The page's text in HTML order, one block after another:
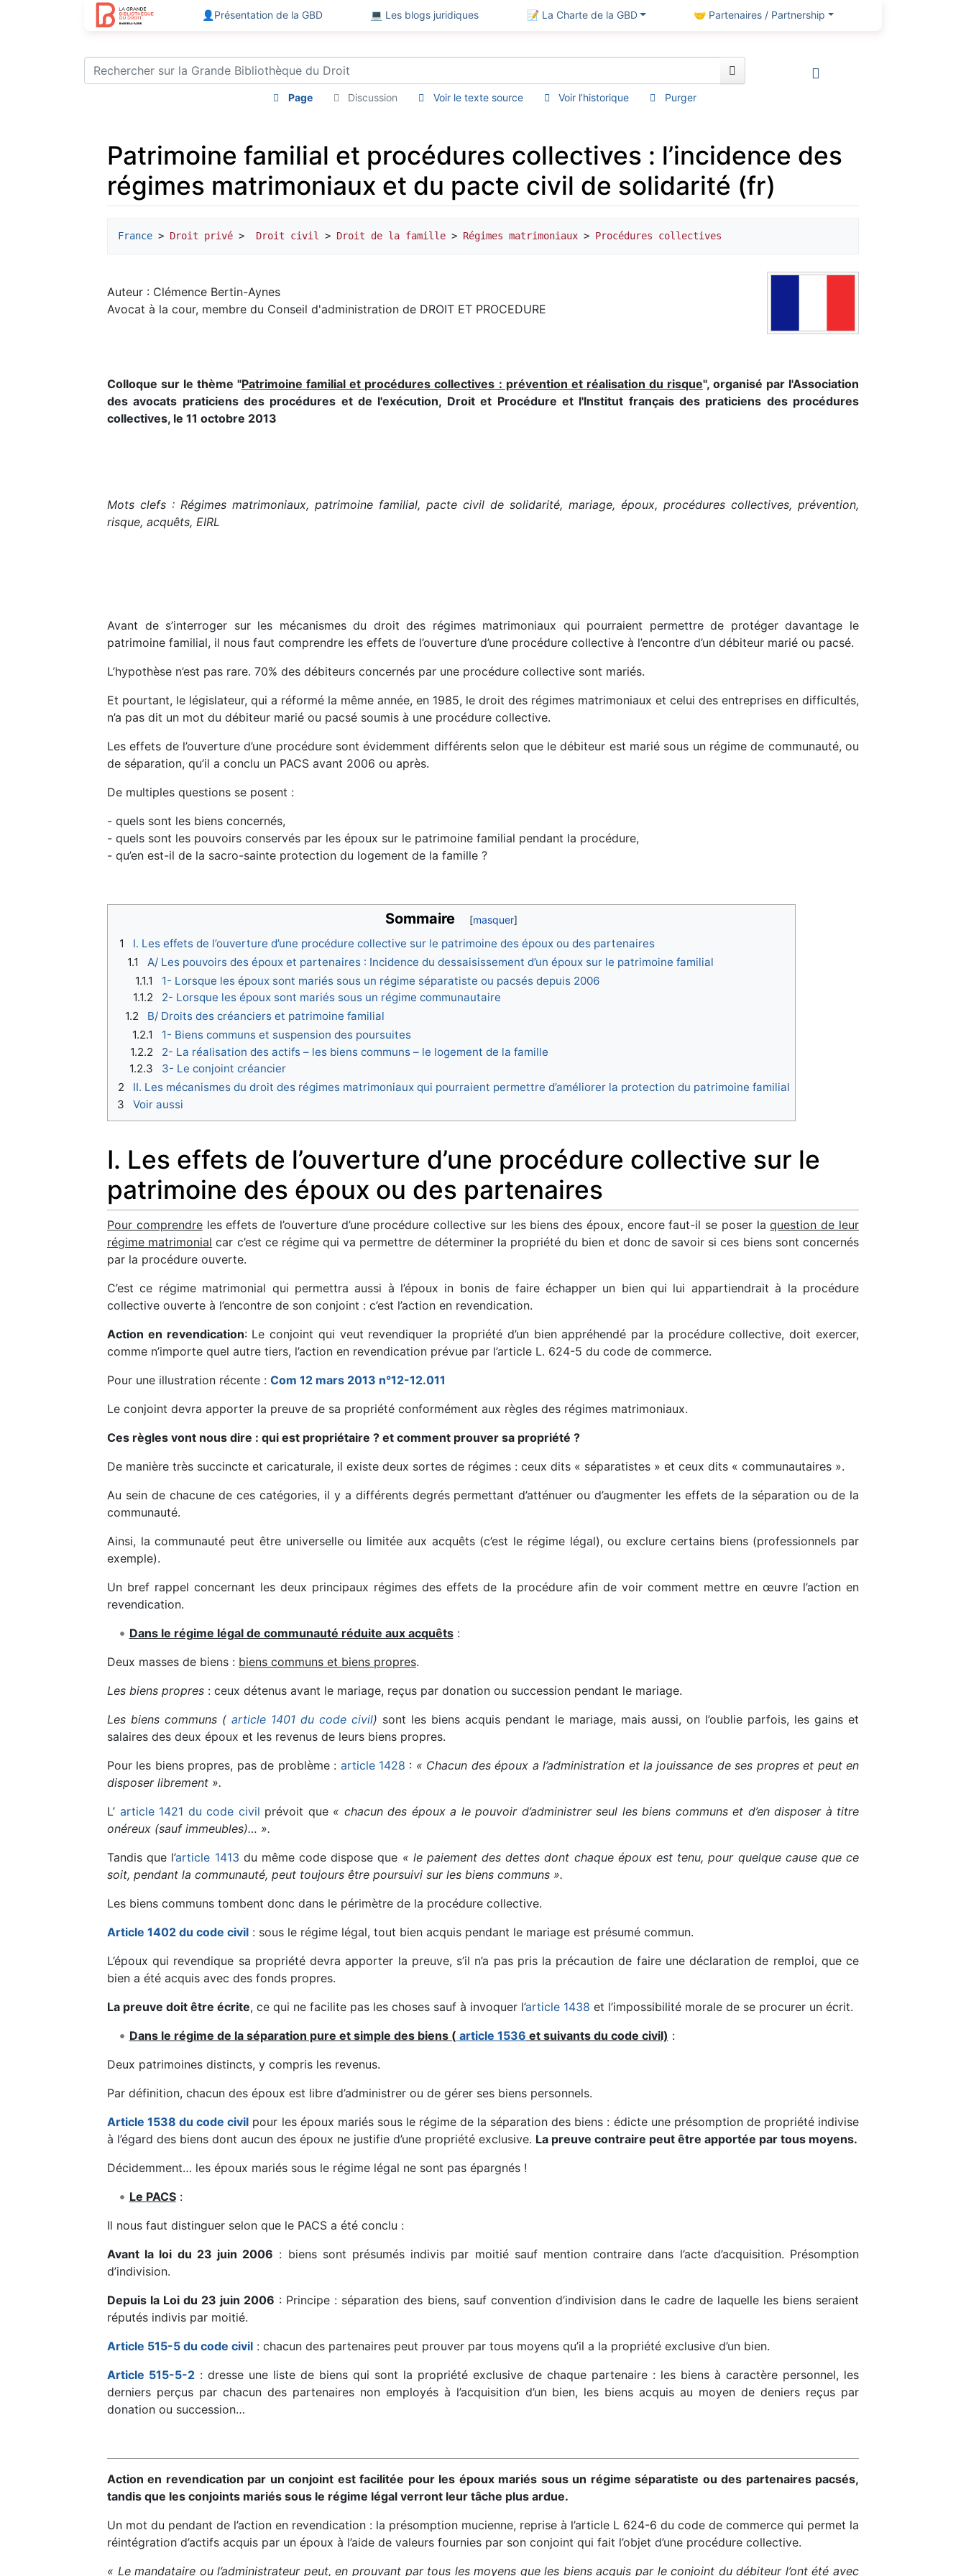
👤Présentation de la GBD 💻 Les blogs juridiques 📝 La Charte de la GBD 🤝 Partenaires / Partnership
Page Discussion Voir le texte source Voir l’historique Purger
Patrimoine familial et procédures collectives : l’incidence des
régimes matrimoniaux et du pacte civil de solidarité (fr)
France > Droit privé > Droit civil > Droit de la famille > Régimes matrimoniaux > Procédures collectives
Auteur : Clémence Bertin-Aynes
Avocat à la cour, membre du Conseil d'administration de DROIT ET PROCEDURE
Colloque sur le thème "Patrimoine familial et procédures collectives : prévention et réalisation du risque", organisé par l'Association
des avocats praticiens des procédures et de l'exécution, Droit et Procédure et l'Institut français des praticiens des procédures
collectives, le 11 octobre 2013
Mots clefs : Régimes matrimoniaux, patrimoine familial, pacte civil de solidarité, mariage, époux, procédures collectives, prévention,
risque, acquêts, EIRL
Avant de s’interroger sur les mécanismes du droit des régimes matrimoniaux qui pourraient permettre de protéger davantage le
patrimoine familial, il nous faut comprendre les effets de l’ouverture d’une procédure collective à l’encontre d’un débiteur marié ou pacsé.
L’hypothèse n’est pas rare. 70% des débiteurs concernés par une procédure collective sont mariés.
Et pourtant, le législateur, qui a réformé la même année, en 1985, le droit des régimes matrimoniaux et celui des entreprises en difficultés,
n’a pas dit un mot du débiteur marié ou pacsé soumis à une procédure collective.
Les effets de l’ouverture d’une procédure sont évidemment différents selon que le débiteur est marié sous un régime de communauté, ou
de séparation, qu’il a conclu un PACS avant 2006 ou après.
De multiples questions se posent :
- quels sont les biens concernés,
- quels sont les pouvoirs conservés par les époux sur le patrimoine familial pendant la procédure,
- qu’en est-il de la sacro-sainte protection du logement de la famille ?
Sommaire
1
I. Les effets de l’ouverture d’une procédure collective sur le patrimoine des époux ou des partenaires
1.1
A/ Les pouvoirs des époux et partenaires : Incidence du dessaisissement d’un époux sur le patrimoine familial
1.1.1
1- Lorsque les époux sont mariés sous un régime séparatiste ou pacsés depuis 2006
1.1.2
2- Lorsque les époux sont mariés sous un régime communautaire
1.2
B/ Droits des créanciers et patrimoine familial
1.2.1
1- Biens communs et suspension des poursuites
1.2.2
2- La réalisation des actifs – les biens communs – le logement de la famille
1.2.3
3- Le conjoint créancier
2
II. Les mécanismes du droit des régimes matrimoniaux qui pourraient permettre d’améliorer la protection du patrimoine familial
3
Voir aussi
I. Les effets de l’ouverture d’une procédure collective sur le
patrimoine des époux ou des partenaires
Pour comprendreles effets de l’ouverture d’une procédure collective sur les biens des époux, encore faut-il se poser laquestion de leur
régime matrimonial car c’est ce régime qui va permettre de déterminer la propriété du bien et donc de savoir si ces biens sont concernés
par la procédure ouverte.
C’est ce régime matrimonial qui permettra aussi à l’époux in bonis de faire échapper un bien qui lui appartiendrait à la procédure
collective ouverte à l’encontre de son conjoint : c’est l’action en revendication.
Action en revendication: Le conjoint qui veut revendiquer la propriété d’un bien appréhendé par la procédure collective, doit exercer,
comme n’importe quel autre tiers, l’action en revendication prévue par l’article L. 624-5 du code de commerce.
Pour une illustration récente : Com 12 mars 2013 n°12-12.011
Le conjoint devra apporter la preuve de sa propriété conformément aux règles des régimes matrimoniaux.
Ces règles vont nous dire : qui est propriétaire ? et comment prouver sa propriété ?
De manière très succincte et caricaturale, il existe deux sortes de régimes : ceux dits « séparatistes » et ceux dits « communautaires ».
Au sein de chacune de ces catégories, il y a différents degrés permettant d’atténuer ou d’augmenter les effets de la séparation ou de la
communauté.
Ainsi, la communauté peut être universelle ou limitée aux acquêts (c’est le régime légal), ou exclure certains biens (professionnels par
exemple).
Un bref rappel concernant les deux principaux régimes des effets de la procédure afin de voir comment mettre en œuvre l’action en
revendication.
Dans le régime légal de communauté réduite aux acquêts:
Deux masses de biens : biens communs et biens propres.
Les biens propres : ceux détenus avant le mariage, reçus par donation ou succession pendant le mariage.
Les biens communs ( article 1401 du code civil) sont les biens acquis pendant le mariage, mais aussi, on l’oublie parfois, les gains et
salaires des deux époux et les revenus de leurs biens propres.
Pour les biens propres, pas de problème : article 1428 : « Chacun des époux a l’administration et la jouissance de ses propres et peut en
disposer librement ».
L’ article 1421 du code civil prévoit que « chacun des époux a le pouvoir d’administrer seul les biens communs et d’en disposer à titre
onéreux (sauf immeubles)… ».
Tandis que l’article 1413 du même code dispose que « le paiement des dettes dont chaque époux est tenu, pour quelque cause que ce
soit, pendant la communauté, peut toujours être poursuivi sur les biens communs ».
Les biens communs tombent donc dans le périmètre de la procédure collective.
Article 1402 du code civil : sous le régime légal, tout bien acquis pendant le mariage est présumé commun.
L’époux qui revendique sa propriété devra apporter la preuve, s’il n’a pas pris la précaution de faire une déclaration de remploi, que ce
bien a été acquis avec des fonds propres.
La preuve doit être écrite, ce qui ne facilite pas les choses sauf à invoquer l’article 1438 et l’impossibilité morale de se procurer un écrit.
Dans le régime de la séparation pure et simple des biens ( article 1536 et suivants du code civil) :
Deux patrimoines distincts, y compris les revenus.
Par définition, chacun des époux est libre d’administrer ou de gérer ses biens personnels.
Article 1538 du code civil pour les époux mariés sous le régime de la séparation des biens : édicte une présomption de propriété indivise
à l’égard des biens dont aucun des époux ne justifie d’une propriété exclusive. La preuve contraire peut être apportée par tous moyens.
Décidemment… les époux mariés sous le régime légal ne sont pas épargnés !
Le PACS:
Il nous faut distinguer selon que le PACS a été conclu :
Avant la loi du 23 juin 2006 : biens sont présumés indivis par moitié sauf mention contraire dans l’acte d’acquisition. Présomption
d’indivision.
Depuis la Loi du 23 juin 2006 : Principe : séparation des biens, sauf convention d’indivision dans le cadre de laquelle les biens seraient
réputés indivis par moitié.
Article 515-5 du code civil : chacun des partenaires peut prouver par tous moyens qu’il a la propriété exclusive d’un bien.
Article 515-5-2 : dresse une liste de biens qui sont la propriété exclusive de chaque partenaire : les biens à caractère personnel, les
derniers perçus par chacun des partenaires non employés à l’acquisition d’un bien, les biens acquis au moyen de deniers reçus par
donation ou succession…
Action en revendication par un conjoint est facilitée pour les époux mariés sous un régime séparatiste ou des partenaires pacsés,
tandis que les conjoints mariés sous le régime légal verront leur tâche plus ardue.
Un mot du pendant de l’action en revendication : la présomption mucienne, reprise à l’article L 624-6 du code de commerce qui permet la
réintégration d’actifs acquis par un époux à l’aide de valeurs fournies par son conjoint qui fait l’objet d’une procédure collective.
« Le mandataire ou l’administrateur peut, en prouvant par tous les moyens que les biens acquis par le conjoint du débiteur l’ont été avec